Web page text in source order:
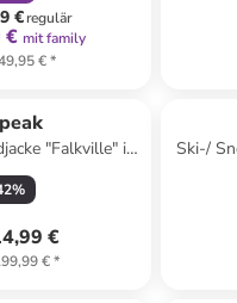
€regulär
€ mit family
€*
"Falkville" in
Schwarz
%
€
€*
Ski-/